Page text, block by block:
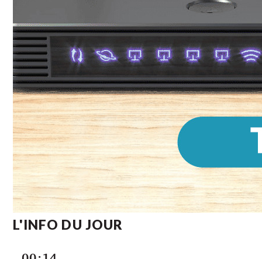
L'INFO DU JOUR